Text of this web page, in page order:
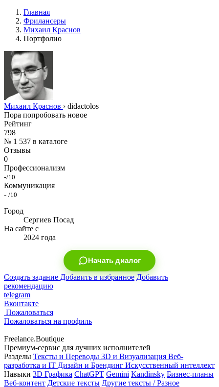
Главная
Фрилансеры
Михаил Краснов
Портфолио
Михаил Краснов › didactolos
Пора попробовать новое
Рейтинг
798
№ 1 537 в каталоге
Отзывы
0
Профессионализм
-/10
Коммуникация
- /10
Город
Сергиев Посад
На сайте с
2024 года
Начать диалог
Создать задание Добавить в избранное Добавить
рекомендацию
telegram
Вконтакте
Пожаловаться
Пожаловаться на профиль
Freelance.Boutique
Премиум-сервис для лучших исполнителей
Разделы Тексты и Переводы 3D и Визуализация Веб-
разработка и IT Дизайн и Брендинг Искусственный интеллект
Навыки 3D Графика ChatGPT Gemini Kandinsky Бизнес-планы
Веб-контент Детские тексты Другие тексты / Разное